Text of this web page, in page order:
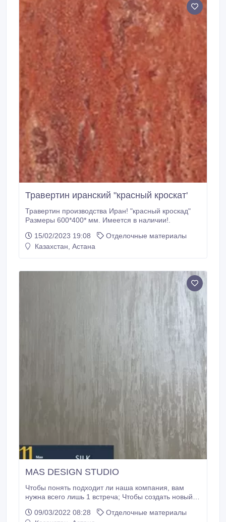
Травертин иранский "красный кроскат'
Травертин производства Иран! "красный кроскад"
Размеры 600*400* мм. Имеется в наличии!.
15/02/2023 19:08
Отделочные материалы
Казахстан, Астана
MAS DESIGN STUDIO
Чтобы понять подходит ли наша компания, вам
нужна всего лишь 1 встреча; Чтобы создать новый
идея; Чтобы ваш дом или помещение выглядело09/03/2022 08:28
Отделочные материалы